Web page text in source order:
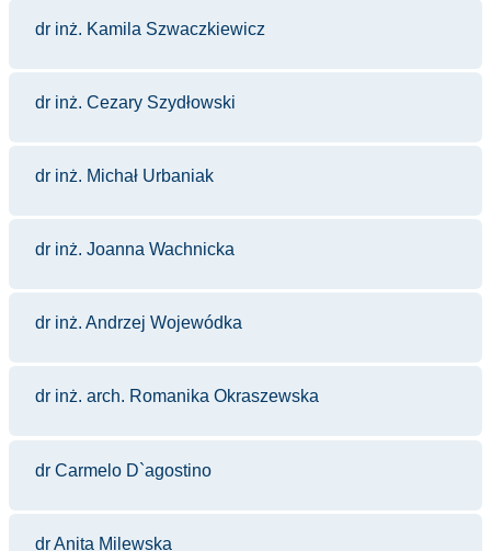
dr inż. Kamila Szwaczkiewicz
dr inż. Cezary Szydłowski
dr inż. Michał Urbaniak
dr inż. Joanna Wachnicka
dr inż. Andrzej Wojewódka
dr inż. arch. Romanika Okraszewska
dr Carmelo D`agostino
dr Anita Milewska